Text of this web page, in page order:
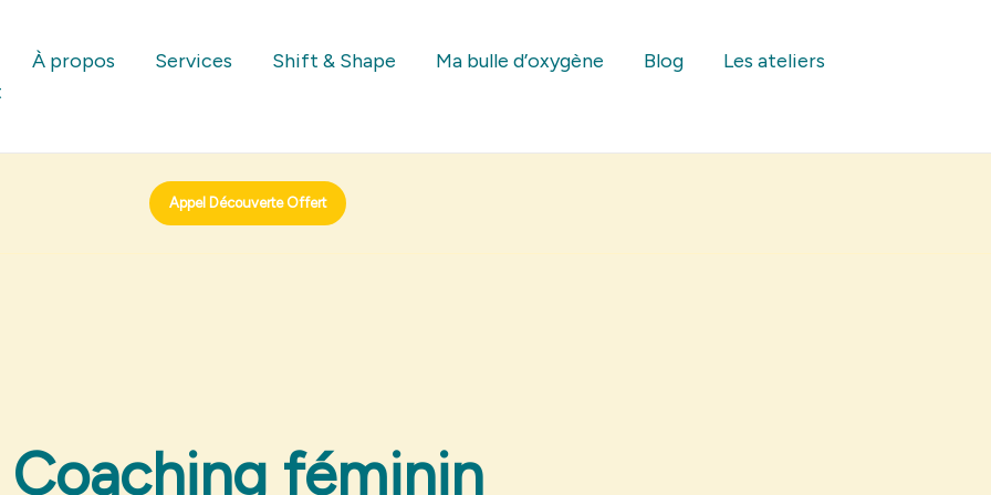
À propos Services Shift & Shape Ma bulle d’oxygène Blog
Les ateliers
Appel Découverte Offert
Coaching féminin